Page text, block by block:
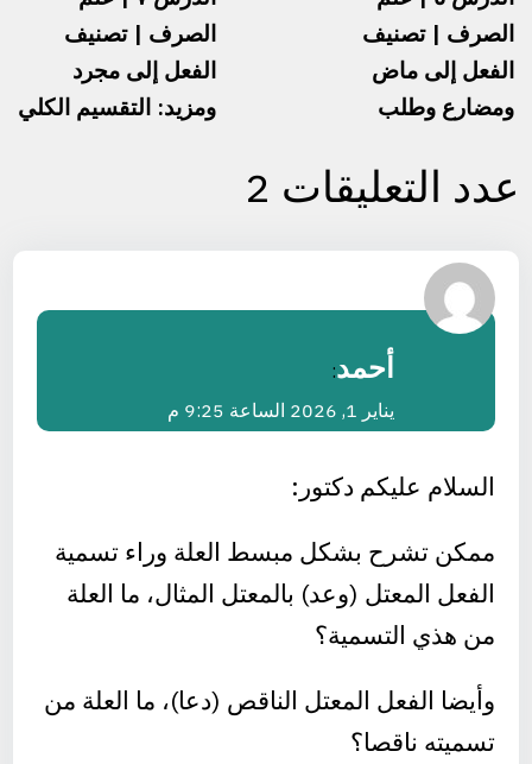
الصرف | تصنيف
الفعل إلى ماض
ومضارع وطلب
الصرف | تصنيف
الفعل إلى مجرد
ومزيد: التقسيم الكلي
عدد التعليقات 2
أحمد:
يناير 1, 2026 الساعة 9:25 م
السلام عليكم دكتور:
ممكن تشرح بشكل مبسط العلة وراء تسمية
الفعل المعتل (وعد) بالمعتل المثال، ما العلة
من هذي التسمية؟
وأيضا الفعل المعتل الناقص (دعا)، ما العلة من
تسميته ناقصا؟